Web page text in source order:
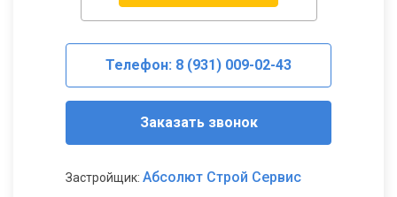
Телефон: 8 (931) 009-02-43
Заказать звонок
Застройщик: Абсолют Строй Сервис